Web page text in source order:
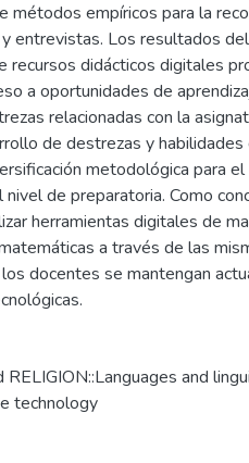
métodos empíricos para la
entrevistas. Los resultados
recursos didácticos digitales
a oportunidades de
relacionadas con la
de destrezas y
metodológica para
de preparatoria. Como
herramientas digitales de
a través de las
docentes se mantengan
and
technology